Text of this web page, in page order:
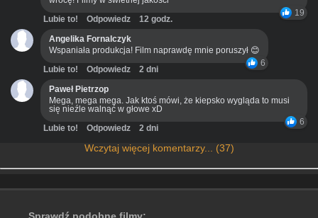
19
Lubie to! Odpowiedz
12 godz.
Angelika Fornalczyk
Wspaniała produkcja! Film naprawdę mnie poruszył 😊
6
Lubie to! Odpowiedz
2 dni
Paweł Pietrzop
Mega, mega mega. Jak ktoś mówi, że kiepsko wygląda to musi
się nieźle walnąć w głowe xD
6
Lubie to! Odpowiedz 2 dni
Wczytaj więcej komentarzy... (37)